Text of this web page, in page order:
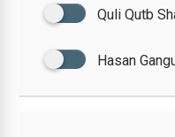
Quli Qutb
Hasan